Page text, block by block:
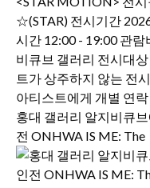
홍대 갤러리 알지비큐
전 ONHWA IS ME: The